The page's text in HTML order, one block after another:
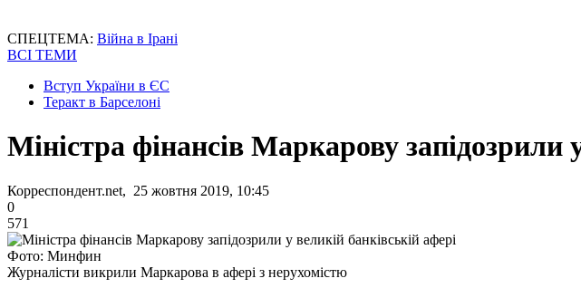
СПЕЦТЕМА: Війна в Ірані
ВСІ ТЕМИ
Вступ України в ЄС
Теракт в Барселоні
Міністра фінансів Маркарову запідозрили
Корреспондент.net, 25 жовтня 2019, 10:45
0
571
Фото: Минфин
Журналісти викрили Маркарова в афері з нерухомістю